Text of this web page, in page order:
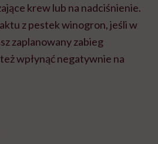
krew lub na nadciśnienie.
z pestek winogron, jeśli w
zaplanowany zabieg
wpłynąć negatywnie na